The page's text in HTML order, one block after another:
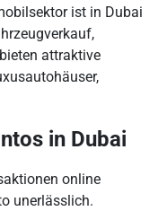
ist in Dubai
attraktive
in Dubai
online
unerlässlich.